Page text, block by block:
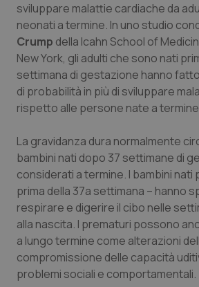
Calabria
Campania
Emilia-Romagna
Friuli Venezia Giulia
Lazio
Liguria
Lombardia
Marche
Asma & BPCO
Car-T
Colesterolo &
Dermatite Atopica
Diabete & glucometri
Disturbi dell’umore
Dolore
Donna & Salute
sviluppare malattie cardiache da
neonati a termine. In uno studio
Crump della Icahn School of
New York, gli adulti che sono nati
settimana di gestazione hanno
di probabilità in più di sviluppare
rispetto alle persone nate a
La gravidanza dura normalmente
bambini nati dopo 37 settimane di
considerati a termine. I bambini
prima della 37a settimana – hanno
respirare e digerire il cibo nelle
alla nascita. I prematuri possono
a lungo termine come alterazioni
compromissione delle capacità
problemi sociali e comportamentali.